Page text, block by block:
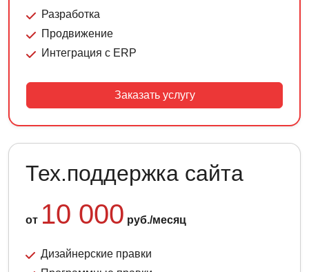
Разработка
Продвижение
Интеграция с ERP
Заказать услугу
Тех.поддержка сайта
от 10 000 руб./месяц
Дизайнерские правки